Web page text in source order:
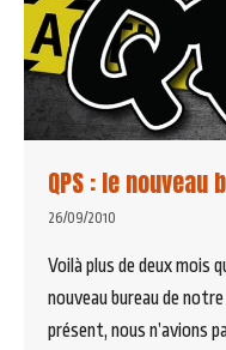
QPS : le nouveau
26/09/2010
Voilà plus de deux mois
nouveau bureau de
présent, nous n’avions